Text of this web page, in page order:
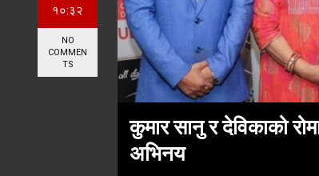
१०:३२
NO
COMMEN
TS
कुमार सानु र देविकाको
अभिनय